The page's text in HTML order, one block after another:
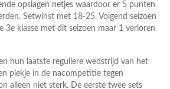
opslagen netjes waardoor er 5 punten
Setwinst met 18-25. Volgend seizoen
3e klasse met dit seizoen maar 1 verloren
hun laatste reguliere wedstrijd van het
plekje in de nacompetitie tegen
alleen niet sterk. De eerste twee sets